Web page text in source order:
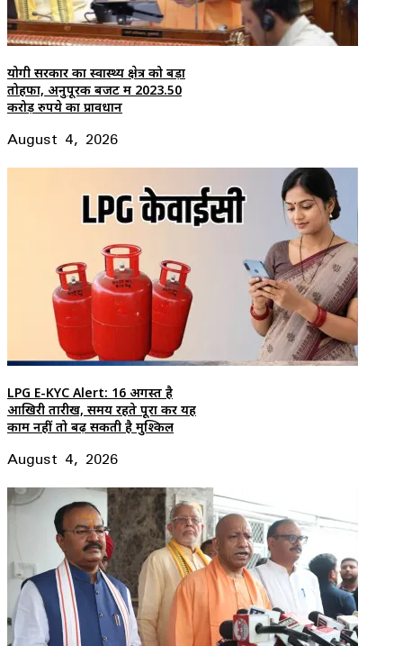
योगी सरकार का स्वास्थ्य क्षेत्र को बड़ा
तोहफा, अनुपूरक बजट में 2023.50
करोड़ रुपये का प्रावधान
August 4, 2026
LPG E-KYC Alert: 16 अगस्त है
आखिरी तारीख, समय रहते पूरा करें यह
काम नहीं तो बढ़ सकती है मुश्किल
August 4, 2026